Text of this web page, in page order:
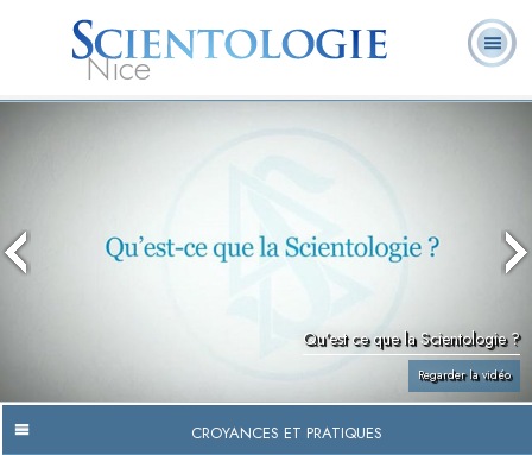
Nice
Qu’est ce que la Scientologie ?
Regarder la vidéo
CROYANCES ET PRATIQUES